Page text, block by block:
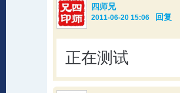
四师兄
2011-06-20 15:06 回复
正在测试